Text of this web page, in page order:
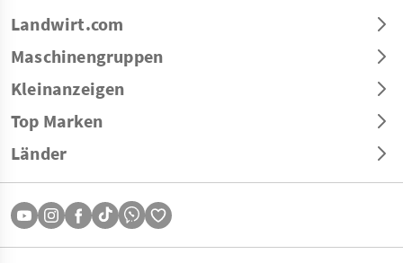
Landwirt.com
Maschinengruppen
Kleinanzeigen
Top Marken
Länder